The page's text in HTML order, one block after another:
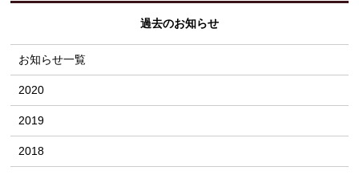
過去のお知らせ
お知らせ一覧
2020
2019
2018